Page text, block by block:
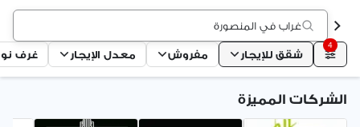
غراب في المنصورة
4
شقق للإيجار مفروش معدل الإيجار غرف
الشركات المميزة